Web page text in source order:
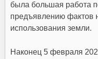
была большая работа
предъявлению фактов
использования земли.
Наконец 5 февраля